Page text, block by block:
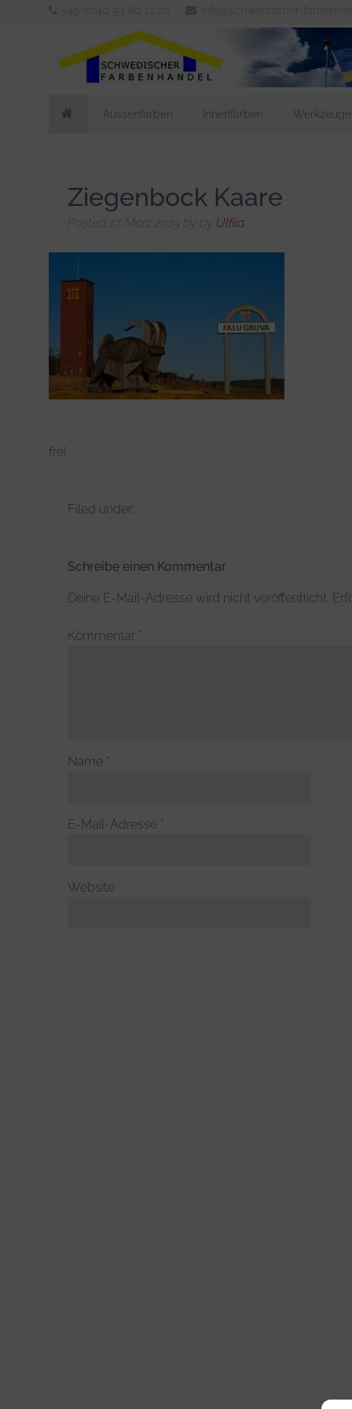
Aussenfarben Innenfarben Werkzeuge
Ziegenbock Kaare
Posted 17. März 2019 by by Ulfila
frei
Filed under:
Schreibe einen Kommentar
Deine E-Mail-Adresse wird nicht veröffentlicht.
Kommentar *
Name *
E-Mail-Adresse *
Website